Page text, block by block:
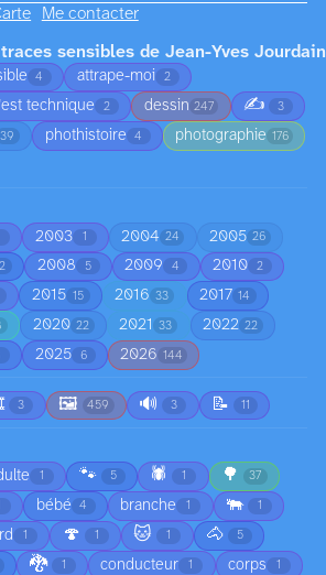
Me contacter
sensibles de Jean-Yves Jourdain
4 attrape-moi 2
technique 2 dessin 247 ✍️ 3
39 phothistoire 4 photographie 176
2003 1 2004 24 2005 26
2008 5 2009 4 2010 2
2015 15 2016 33 2017 14
2020 22 2021 33 2022 22
2025 6 2026 144
3 🖼️ 459 🔊 3 📝 11
1 🐾 5 🕷️ 1 🌳 37
bébé 4 branche 1 🐃 1
1 🍄 1 🐱 1 🐴 5
🐉 1 conducteur 1 corps 1